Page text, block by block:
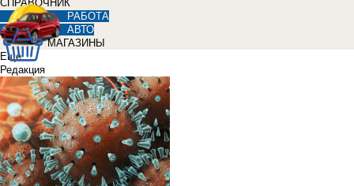
СПРАВОЧНИК
РАБОТА
АВТО
МАГАЗИНЫ
Еще
Редакция